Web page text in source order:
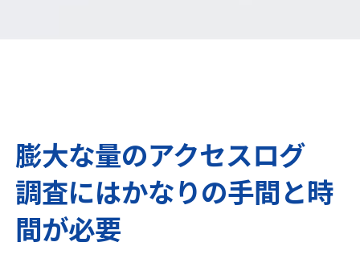
膨大な量のアクセスログ
調査にはかなりの手間と時
間が必要